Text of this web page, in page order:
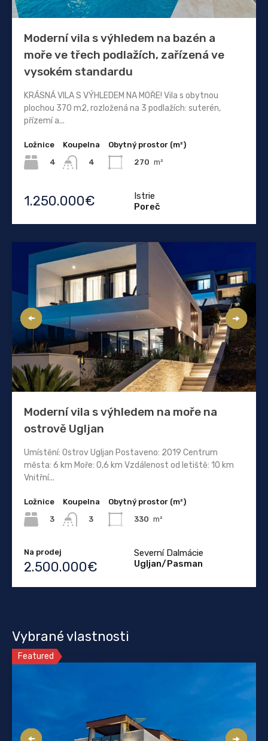
Moderní vila s výhledem na bazén a
moře ve třech podlažích, zařízená ve
vysokém standardu
KRÁSNÁ VILA S VÝHLEDEM NA MOŘE! Vila s obytnou
plochou 370 m2, rozložená na 3 podlažích: suterén,
přízemí a...
Ložnice
4
Koupelna
4
Obytný prostor (m²)
270 m²
1.250.000€
Istrie
Poreč
Moderní vila s výhledem na moře na
ostrově Ugljan
Umístění: Ostrov Ugljan Postaveno: 2019 Centrum
města: 6 km Moře: 0,6 km Vzdálenost od letiště: 10 km
Vnitřní...
Ložnice
3
Koupelna
3
Obytný prostor (m²)
330 m²
Na prodej
2.500.000€
Severní Dalmácie
Ugljan/Pasman
Vybrané vlastnosti
Featured